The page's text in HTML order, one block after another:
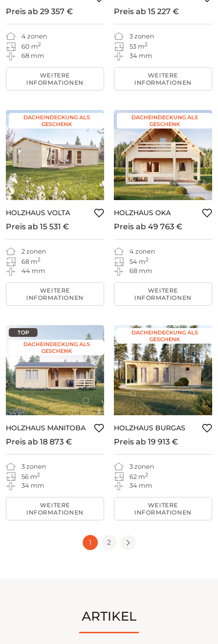
4 zonen
60 m2
68 mm
Preis ab 29 357 €
WEITERE
INFORMATIONEN
3 zonen
53 m2
34 mm
Preis ab 15 227 €
WEITERE
INFORMATIONEN
DACHEINDECKUNG ALS
GESCHENK
HOLZHAUS VOLTA
2 zonen
68 m2
44 mm
Preis ab 15 531 €
WEITERE
INFORMATIONEN
DACHEINDECKUNG ALS
GESCHENK
HOLZHAUS OKA
4 zonen
54 m2
68 mm
Preis ab 49 763 €
WEITERE
INFORMATIONEN
TOP
DACHEINDECKUNG ALS
GESCHENK
HOLZHAUS MANITOBA
3 zonen
56 m2
34 mm
Preis ab 18 873 €
WEITERE
INFORMATIONEN
DACHEINDECKUNG ALS
GESCHENK
HOLZHAUS BURGAS
3 zonen
62 m2
34 mm
Preis ab 19 913 €
WEITERE
INFORMATIONEN
1 2
ARTIKEL